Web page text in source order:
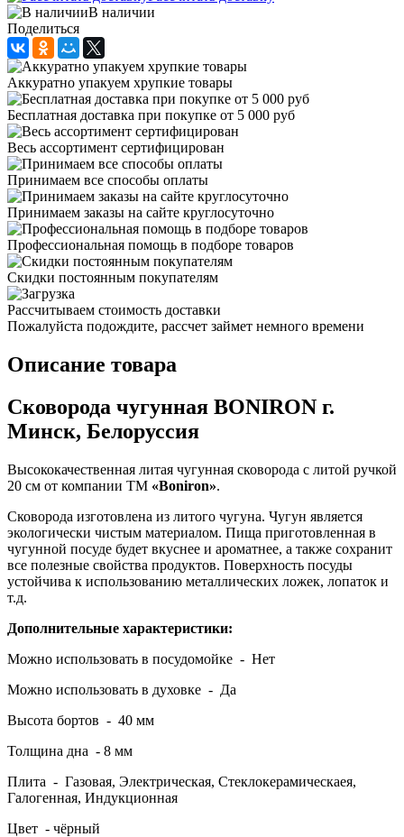
В наличии
Поделиться
Аккуратно упакуем хрупкие товары
Бесплатная доставка при покупке от 5 000 руб
Весь ассортимент сертифицирован
Принимаем все способы оплаты
Принимаем заказы на сайте круглосуточно
Профессиональная помощь в подборе товаров
Скидки постоянным покупателям
Рассчитываем стоимость доставки
Пожалуйста подождите, рассчет займет немного времени
Описание товара
Сковорода чугунная BONIRON г.
Минск, Белоруссия
Высококачественная литая чугунная сковорода с литой ручкой
20 см от компании ТМ «Boniron».
Сковорода изготовлена из литого чугуна. Чугун является
экологически чистым материалом. Пища приготовленная в
чугунной посуде будет вкуснее и ароматнее, а также сохранит
все полезные свойства продуктов. Поверхность посуды
устойчива к использованию металлических ложек, лопаток и
т.д.
Дополнительные характеристики:
Можно использовать в посудомойке - Нет
Можно использовать в духовке - Да
Высота бортов - 40 мм
Толщина дна - 8 мм
Плита - Газовая, Электрическая, Стеклокерамическаея,
Галогенная, Индукционная
Цвет - чёрный